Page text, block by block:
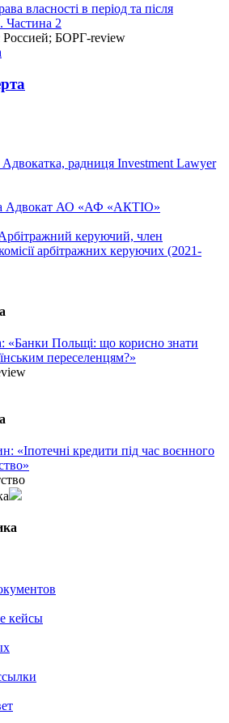
власності в період та після
Частина 2
Россией; БОРГ-review
Адвокатка, радниця Investment Lawyer
Адвокат АО «АФ «АКТІО»
керуючий, член
арбітражних керуючих (2021-
«Банки Польщі: що корисно знати
переселенцям?»
«Іпотечні кредити під час воєнного
кейсы